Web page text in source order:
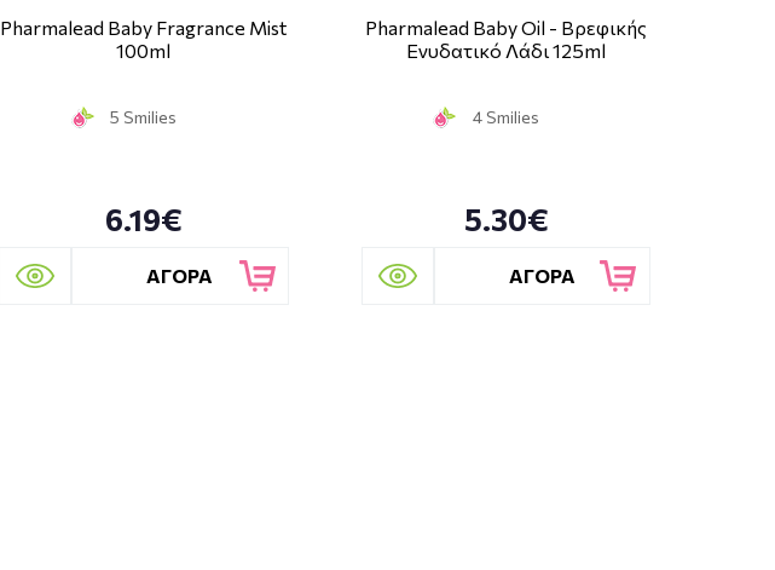
Pharmalead Baby Fragrance Mist
100ml
5 Smilies
6.19€
ΑΓΟΡΑ
Pharmalead Baby Oil - Βρεφικής
Ενυδατικό Λάδι 125ml
4 Smilies
5.30€
ΑΓΟΡΑ